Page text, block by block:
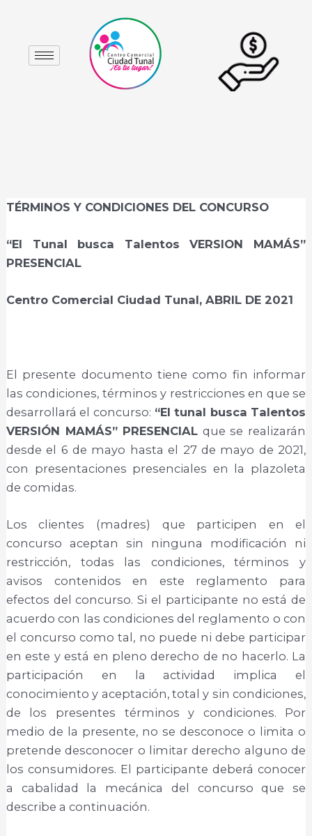
contenido
TÉRMINOS Y CONDICIONES DEL CONCURSO
“El Tunal busca Talentos VERSION MAMÁS”
PRESENCIAL
Centro Comercial Ciudad Tunal, ABRIL DE 2021
El presente documento tiene como fin informar
las condiciones, términos y restricciones en que se
desarrollará el concurso: “El tunal busca Talentos
VERSIÓN MAMÁS” PRESENCIAL que se realizarán
desde el 6 de mayo hasta el 27 de mayo de 2021,
con presentaciones presenciales en la plazoleta
de comidas.
Los clientes (madres) que participen en el
concurso aceptan sin ninguna modificación ni
restricción, todas las condiciones, términos y
avisos contenidos en este reglamento para
efectos del concurso. Si el participante no está de
acuerdo con las condiciones del reglamento o con
el concurso como tal, no puede ni debe participar
en este y está en pleno derecho de no hacerlo. La
participación en la actividad implica el
conocimiento y aceptación, total y sin condiciones,
de los presentes términos y condiciones. Por
medio de la presente, no se desconoce o limita o
pretende desconocer o limitar derecho alguno de
los consumidores. El participante deberá conocer
a cabalidad la mecánica del concurso que se
describe a continuación.
entradas